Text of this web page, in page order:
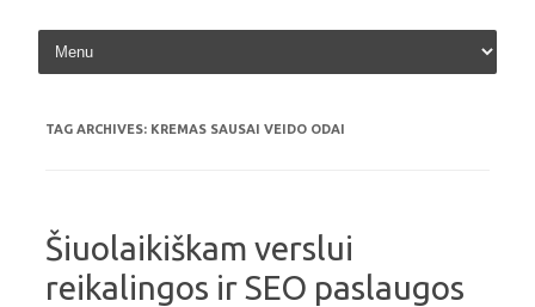
Skip to content
TAG ARCHIVES: KREMAS SAUSAI VEIDO ODAI
Šiuolaikiškam verslui
reikalingos ir SEO paslaugos